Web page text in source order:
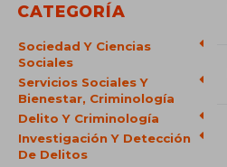
CATEGORÍA
Sociedad Y Ciencias
Sociales
Servicios Sociales Y
Bienestar, Criminología
Delito Y Criminología
Investigación Y Detección
De Delitos